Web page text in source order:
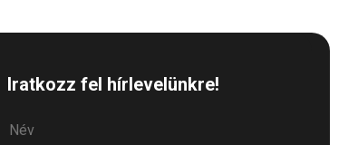
Iratkozz fel hírlevelünkre!